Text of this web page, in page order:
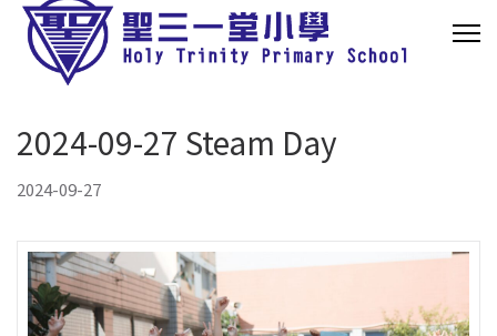
2024-09-27 Steam Day
2024-09-27